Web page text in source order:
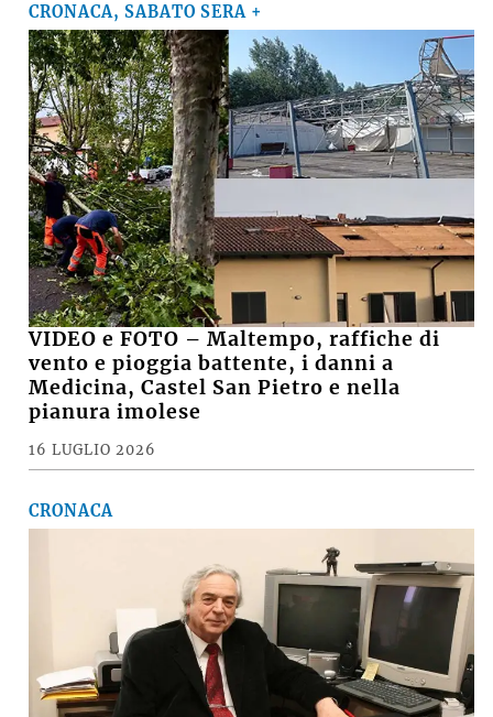
CRONACA, SABATO SERA +
VIDEO e FOTO – Maltempo, raffiche di
vento e pioggia battente, i danni a
Medicina, Castel San Pietro e nella
pianura imolese
16 LUGLIO 2026
CRONACA